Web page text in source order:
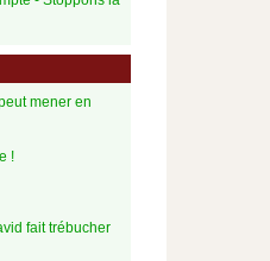
mener en
!
fait trébucher